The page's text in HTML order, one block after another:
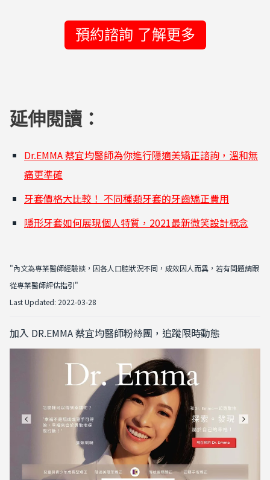
預約諮詢 了解更多
延伸閱讀：
Dr.EMMA 蔡宜均醫師為你進行隱適美矯正諮詢，溫和無
痛更準確
牙套價格大比較！ 不同種類牙套的牙齒矯正費用
隱形牙套如何展現個人特質，2021最新微笑設計概念
"內文為專業醫師經驗談，因各人口腔狀況不同，成效因人而異，若有問題請跟
從專業醫師評估指引"
Last Updated: 2022-03-28
加入 DR.EMMA 蔡宜均醫師粉絲團，追蹤限時動態